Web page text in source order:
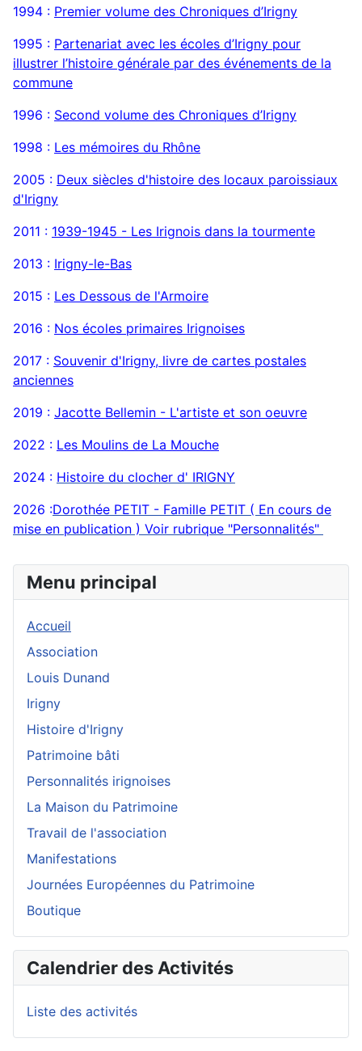
Menu principal
Accueil
Association
Louis Dunand
Irigny
Histoire d'Irigny
Patrimoine bâti
Personnalités irignoises
La Maison du Patrimoine
Travail de l'association
Manifestations
Journées Européennes du Patrimoine
Boutique
Calendrier des Activités
Liste des activités
1994 : Premier volume des Chroniques d’Irigny
1995 : Partenariat avec les écoles d’Irigny pour
illustrer l’histoire générale par des événements de la
commune
1996 : Second volume des Chroniques d’Irigny
1998 : Les mémoires du Rhône
2005 : Deux siècles d'histoire des locaux paroissiaux
d'Irigny
2011 : 1939-1945 - Les Irignois dans la tourmente
2013 : Irigny-le-Bas
2015 : Les Dessous de l'Armoire
2016 : Nos écoles primaires Irignoises
2017 : Souvenir d'Irigny, livre de cartes postales
anciennes
2019 : Jacotte Bellemin - L'artiste et son oeuvre
2022 : Les Moulins de La Mouche
2024 : Histoire du clocher d' IRIGNY
2026 :Dorothée PETIT - Famille PETIT ( En cours de
mise en publication ) Voir rubrique "Personnalités"